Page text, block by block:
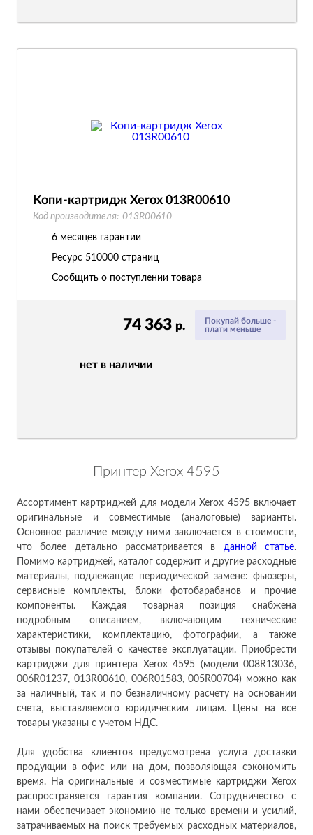
Покупай больше -
плати меньше
74 363 р.
нет в наличии
Копи-картридж Xerox 013R00610
Код производителя: 013R00610
6 месяцев гарантии
Ресурс 510000 страниц
Сообщить о поступлении товара
Принтер Xerox 4595
Ассортимент картриджей для модели Xerox 4595 включает
оригинальные и совместимые (аналоговые) варианты.
Основное различие между ними заключается в стоимости,
что более детально рассматривается в данной статье.
Помимо картриджей, каталог содержит и другие расходные
материалы, подлежащие периодической замене: фьюзеры,
сервисные комплекты, блоки фотобарабанов и прочие
компоненты. Каждая товарная позиция снабжена
подробным описанием, включающим технические
характеристики, комплектацию, фотографии, а также
отзывы покупателей о качестве эксплуатации. Приобрести
картриджи для принтера Xerox 4595 (модели 008R13036,
006R01237, 013R00610, 006R01583, 005R00704) можно как
за наличный, так и по безналичному расчету на основании
счета, выставляемого юридическим лицам. Цены на все
товары указаны с учетом НДС.
Для удобства клиентов предусмотрена услуга доставки
продукции в офис или на дом, позволяющая сэкономить
время. На оригинальные и совместимые картриджи Xerox
распространяется гарантия компании. Сотрудничество с
нами обеспечивает экономию не только времени и усилий,
затрачиваемых на поиск требуемых расходных материалов,